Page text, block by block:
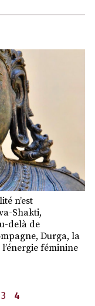
n’est
Shakti,
delà de
Durga, la
féminine
PAGE
3 PAGE
4